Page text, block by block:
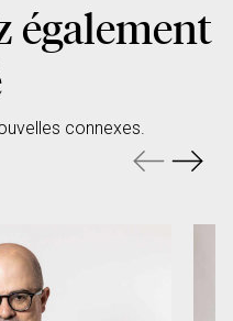
également
connexes.